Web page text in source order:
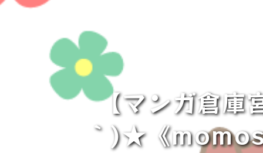
【マンガ倉
｀)★《